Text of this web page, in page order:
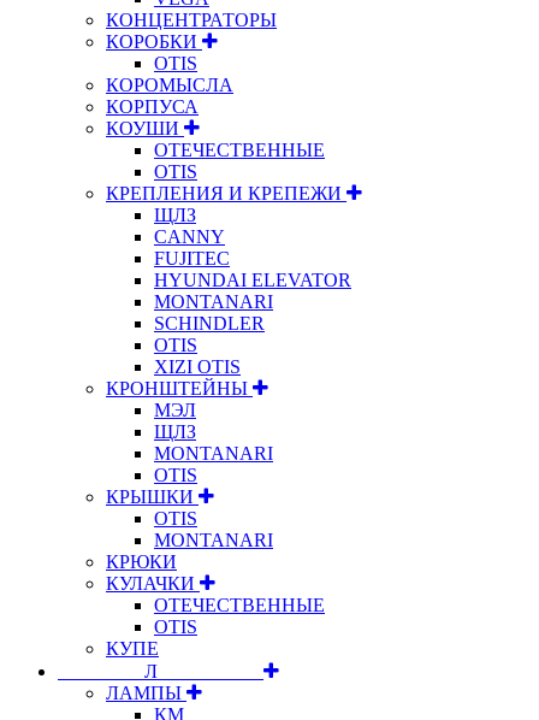
КОНЦЕНТРАТОРЫ
КОРОБКИ
OTIS
КОРОМЫСЛА
КОРПУСА
КОУШИ
ОТЕЧЕСТВЕННЫЕ
OTIS
КРЕПЛЕНИЯ И КРЕПЕЖИ
ЩЛЗ
CANNY
FUJITEC
HYUNDAI ELEVATOR
MONTANARI
SCHINDLER
OTIS
XIZI OTIS
КРОНШТЕЙНЫ
МЭЛ
ЩЛЗ
MONTANARI
OTIS
КРЫШКИ
OTIS
MONTANARI
КРЮКИ
КУЛАЧКИ
ОТЕЧЕСТВЕННЫЕ
OTIS
КУПЕ
⠀⠀⠀⠀⠀⠀Л⠀⠀⠀⠀⠀⠀⠀
ЛАМПЫ
КМ